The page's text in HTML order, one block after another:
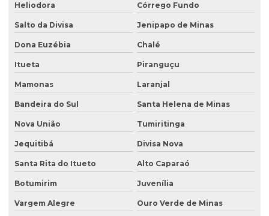
Heliodora Córrego Fundo
Salto da Divisa Jenipapo de Minas
Dona Euzébia Chalé
Itueta Piranguçu
Mamonas Laranjal
Bandeira do Sul Santa Helena de Minas
Nova União Tumiritinga
Jequitibá Divisa Nova
Santa Rita do Itueto Alto Caparaó
Botumirim Juvenília
Vargem Alegre Ouro Verde de Minas